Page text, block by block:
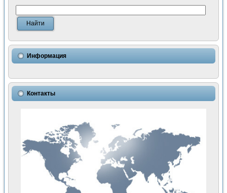
Измерение шумовых параметров операционных
Измерительный преобразователь на основе цифровой
Использование NI LabVIEW для математического
Исследовние возможности создания измерителя ВАХ
Математическое моделирование генератора сигналов -
Применение осциллографического модуля с высоким
Симуляция отклика импульсного радиолокационного
Автоматизация формирования уравнений состояния для
Разработка автоматизированного стенда для измерения
Применение среды LabVIEW для построения картины
Портативная система для определения показателей
Использование LabVIEW для управления источником
Устройство для снятия вольт-амперных характеристик
Передовые научные технологии: нано-, фемто-,
Автоматизированная установка по измерению временных
Автоматизированный лабораторный комплекс на базе
Информация
Контакты